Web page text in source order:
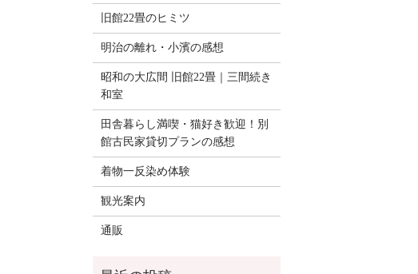
旧館22畳のヒミツ
明治の離れ・小濱の感想
昭和の大広間 旧館22畳｜三間続き
和室
田舎暮らし満喫・猫好き歓迎！別
館古民家貸切プランの感想
着物一反染め体験
観光案内
通販